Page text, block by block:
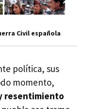
Civil española
política, sus
momento,
resentimiento